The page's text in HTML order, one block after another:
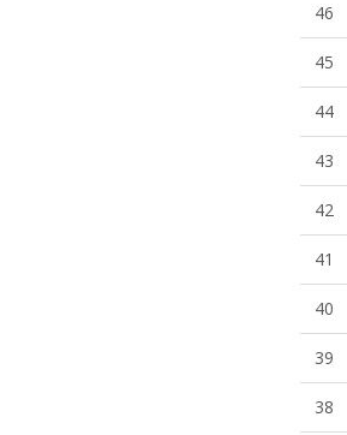
46
45
44
43
42
41
40
39
38